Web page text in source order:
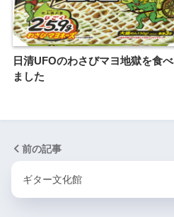
日清UFOのわさびマヨ地獄を食べ
ました
前の記事
ギター文化館